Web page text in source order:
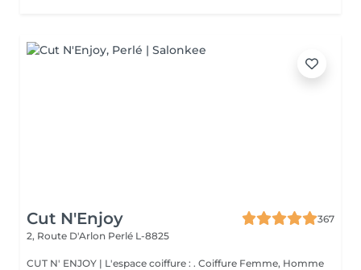
Cut N'Enjoy
367
2, Route D'Arlon Perlé L-8825
CUT N' ENJOY | L'espace coiffure : . Coiffure Femme, Homme